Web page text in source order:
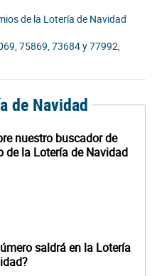
de la Lotería de Navidad
75869, 73684 y 77992,
de Navidad
nuestro buscador de
de la Lotería de Navidad
saldrá en la Lotería